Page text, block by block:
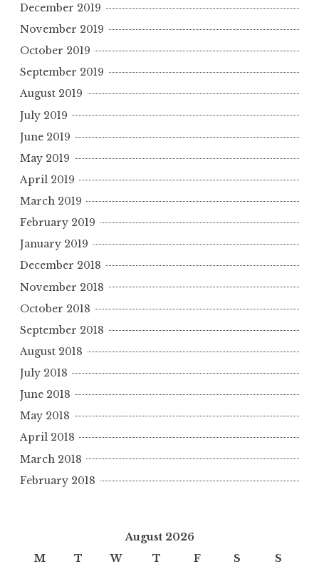
December 2019
November 2019
October 2019
September 2019
August 2019
July 2019
June 2019
May 2019
April 2019
March 2019
February 2019
January 2019
December 2018
November 2018
October 2018
September 2018
August 2018
July 2018
June 2018
May 2018
April 2018
March 2018
February 2018
August 2026
M
T W T F S S